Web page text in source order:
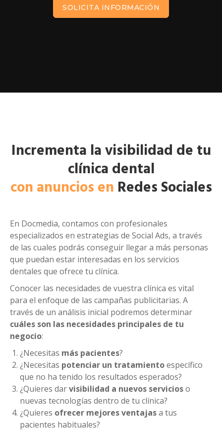
SOLICITA INFORMACIÓN
Incrementa la visibilidad de tu
clínica dental
con anuncios en Redes Sociales
En Docmedia, contamos con profesionales
especializados en estrategias de Social Ads, a través
de las cuales podrás conseguir llegar a más personas
que puedan estar interesadas en los servicios
dentales que ofrece tu clínica.
Conocer las necesidades de vuestra clínica es vital
para el enfoque de las campañas publicitarias. A
través de un análisis inicial podremos determinar
cuáles son las necesidades principales de tu
negocio:
¿Necesitas más pacientes?
¿Necesitas potenciar un tratamientoespecífico
que no ha tenido los resultados esperados?
¿Quieres darvisibilidad a nuevos servicioso
nuevas tecnologías dentro de tu clínica?
¿Quieres ofrecer mejores ventajasa tus
pacientes habituales?